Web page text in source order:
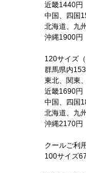
近畿1440円
中国、四国
北海道、九
沖縄1900円
120サイズ（
群馬県内
東北、関東
近畿1690円
中国、四国
北海道、九
沖縄2170円
クールご利
100サイズ